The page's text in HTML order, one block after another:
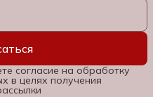
согласие на обработку
в целях получения